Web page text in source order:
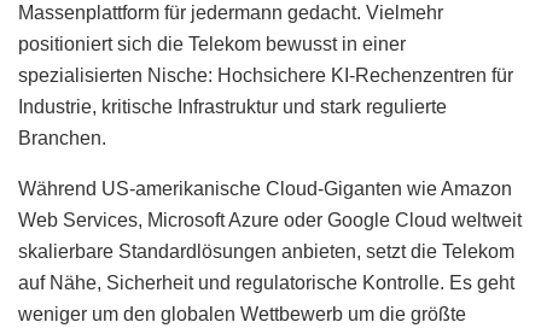
Massenplattform für jedermann gedacht. Vielmehr
positioniert sich die Telekom bewusst in einer
spezialisierten Nische: Hochsichere KI-Rechenzentren für
Industrie, kritische Infrastruktur und stark regulierte
Branchen.
Während US-amerikanische Cloud-Giganten wie Amazon
Web Services, Microsoft Azure oder Google Cloud weltweit
skalierbare Standardlösungen anbieten, setzt die Telekom
auf Nähe, Sicherheit und regulatorische Kontrolle. Es geht
weniger um den globalen Wettbewerb um die größte